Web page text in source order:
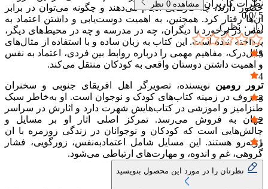
حضور دارند، چه کارهایی انجام می‌دهند و چگونه می‌توان در برابر
ان‌ها رفتار کرد. همچنین، به اهمیت دوست‌یابی و داشتن اعتماد به
نفس در برخورد با دیگران، چه در مدرسه و چه در محیط‌های دیگر،
پرداخته شده است. این کتاب به زبان ساده و با استفاده از مثال‌های
قابل‌درک، مفاهیم مهمی را درباره روابط بین فردی، اعتماد به نفس
و اهمیت داشتن دوستان واقعی به کودکان منتقل می‌کند.
ترور رومین نویسنده، تصویرگر اهل افریقای جنوبی و سخنران
معروف در زمینه کتاب‌های کودک و نوجوان است. او به‌خاطر سبک
طنزامیز و اموزشی در کتاب‌هایش شهرت دارد و اثارش در سراسر
جهان به فروش می‌رسد. تمرکز اصلی اثار او بر مسایل و
چالش‌هایی است که کودکان و نوجوانان در زندگی روزمره با ان
روبه‌رو هستند. این مسایل شامل اعتمادبه‌نفس، زورگویی، فشار
گروهی، غم و اندوه، و مهارت‌های ارتباطی می‌شود.
نکات برجسته کتاب:
نظرات کاربران مشاهده 0 نظر
5 /
0.0
( از
۰ نظر )
5
۰
4
۰
3
۰
2
۰
1
۰
نظرتان را در مورد این محصول بنویسید